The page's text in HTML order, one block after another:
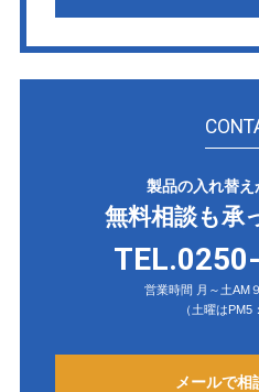
製品の入れ替
無料相談も承
営業時間 月～土AM
（土曜はPM5
メールで相